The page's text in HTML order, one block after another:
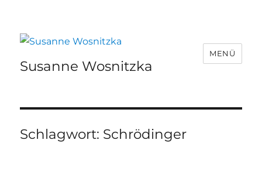
Susanne Wosnitzka
MENÜ
Schlagwort: Schrödinger